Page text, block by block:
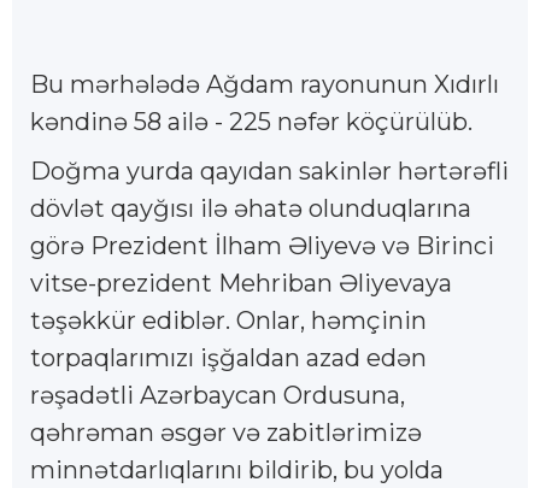
Bu mərhələdə Ağdam rayonunun Xıdırlı
kəndinə 58 ailə - 225 nəfər köçürülüb.
Doğma yurda qayıdan sakinlər hərtərəfli
dövlət qayğısı ilə əhatə olunduqlarına
görə Prezident İlham Əliyevə və Birinci
vitse-prezident Mehriban Əliyevaya
təşəkkür ediblər. Onlar, həmçinin
torpaqlarımızı işğaldan azad edən
rəşadətli Azərbaycan Ordusuna,
qəhrəman əsgər və zabitlərimizə
minnətdarlıqlarını bildirib, bu yolda